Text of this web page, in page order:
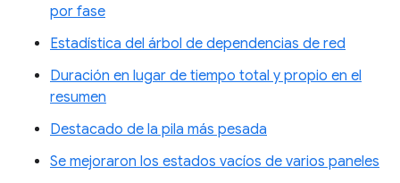
por fase
Estadística del árbol de dependencias de red
Duración en lugar de tiempo total y propio en el
resumen
Destacado de la pila más pesada
Se mejoraron los estados vacíos de varios paneles